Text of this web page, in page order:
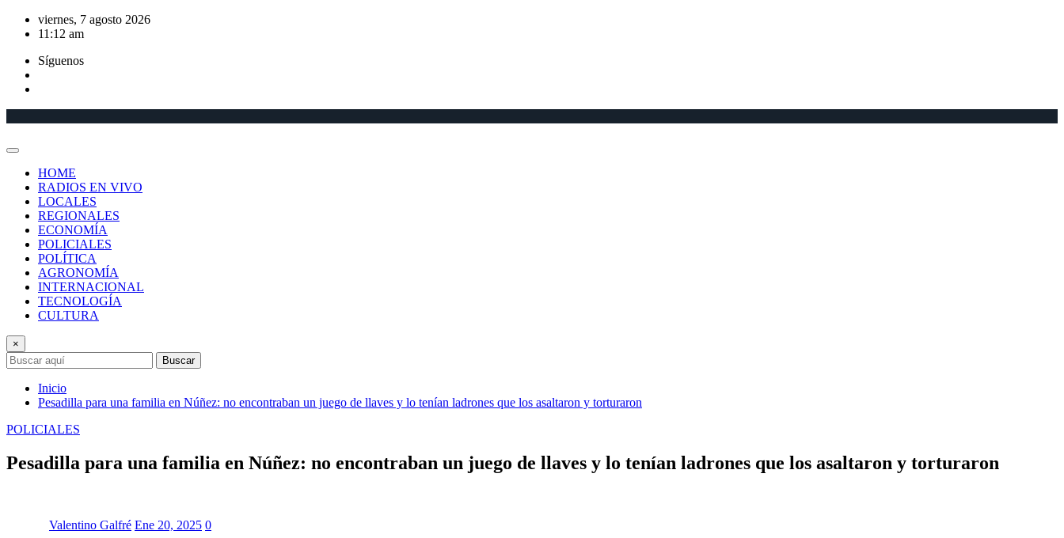
Saltar
viernes, 7 agosto 2026
11:12 am
Síguenos
HOME
RADIOS EN VIVO
LOCALES
REGIONALES
ECONOMÍA
POLICIALES
POLÍTICA
AGRONOMÍA
INTERNACIONAL
TECNOLOGÍA
CULTURA
×
Buscar
Inicio
Pesadilla para una familia en Núñez: no encontraban un juego de llaves y lo tenían ladrones que los asaltaron y torturaron
POLICIALES
Pesadilla para una familia en Núñez: no encontraban un juego de llaves y lo tenían ladrones que los asaltaron y torturaron
Valentino Galfré Ene 20, 2025 0